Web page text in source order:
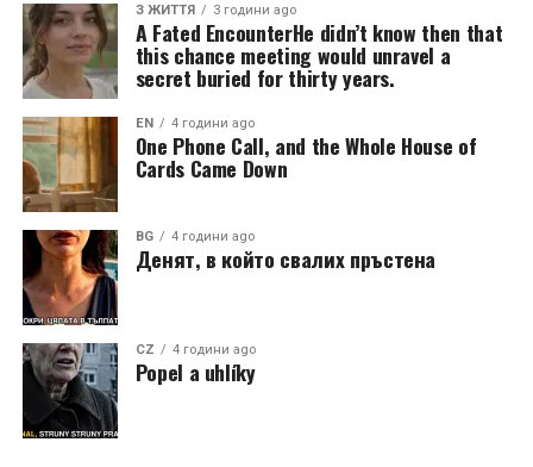
З ЖИТТЯ 3 години ago
A Fated EncounterHe didn’t know then that
this chance meeting would unravel a
secret buried for thirty years.
EN 4 години ago
One Phone Call, and the Whole House of
Cards Came Down
BG 4 години ago
Денят, в който свалих пръстена
CZ 4 години ago
Popel a uhlíky